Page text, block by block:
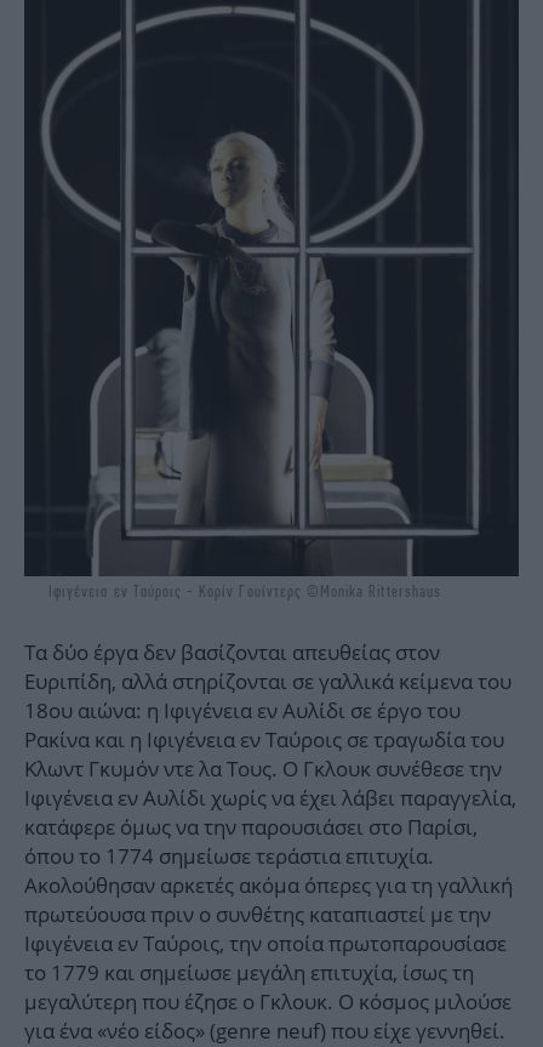
Ιφιγένεια εν Ταύροις - Κορίν Γουίντερς ©Monika Rittershaus
Τα δύο έργα δεν βασίζονται απευθείας στον
Ευριπίδη, αλλά στηρίζονται σε γαλλικά κείμενα του
18ου αιώνα: η Ιφιγένεια εν Αυλίδι σε έργο του
Ρακίνα και η Ιφιγένεια εν Ταύροις σε τραγωδία του
Κλωντ Γκυμόν ντε λα Τους. Ο Γκλουκ συνέθεσε την
Ιφιγένεια εν Αυλίδι χωρίς να έχει λάβει παραγγελία,
κατάφερε όμως να την παρουσιάσει στο Παρίσι,
όπου το 1774 σημείωσε τεράστια επιτυχία.
Ακολούθησαν αρκετές ακόμα όπερες για τη γαλλική
πρωτεύουσα πριν ο συνθέτης καταπιαστεί με την
Ιφιγένεια εν Ταύροις, την οποία πρωτοπαρουσίασε
το 1779 και σημείωσε μεγάλη επιτυχία, ίσως τη
μεγαλύτερη που έζησε ο Γκλουκ. Ο κόσμος μιλούσε
για ένα «νέο είδος» (genre neuf) που είχε γεννηθεί.